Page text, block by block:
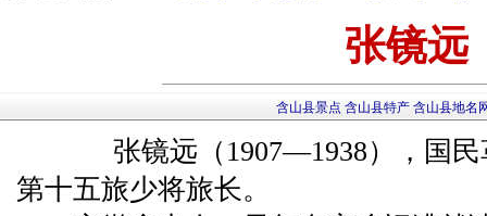
张镜远
含山县景点 含山县特产 含山县地名
张镜远（1907—1938），国民
第十五旅少将旅长。